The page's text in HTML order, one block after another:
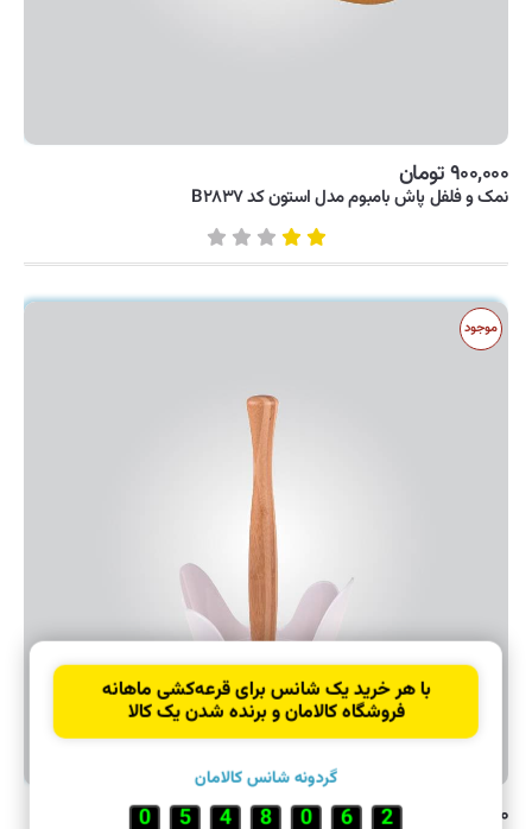
۹۰۰,۰۰۰ تومان
نمک و فلفل پاش بامبوم مدل استون کد B۲۸۳۷
موجود
۲,۶۰۰,۰۰۰ تومان
با هر خرید یک شانس برای قرعه‌کشی ماهانه
فروشگاه کالامان و برنده شدن یک کالا
گردونه شانس کالامان
0
7
2
0
0
8
3